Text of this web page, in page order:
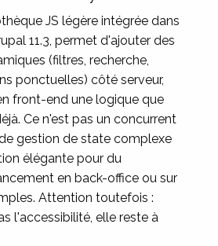
JS légère intégrée dans
11.3, permet d'ajouter des
(filtres, recherche,
ponctuelles) côté serveur,
front-end une logique que
Ce n'est pas un concurrent
gestion de state complexe
élégante pour du
en back-office ou sur
Attention toutefois :
l'accessibilité, elle reste à